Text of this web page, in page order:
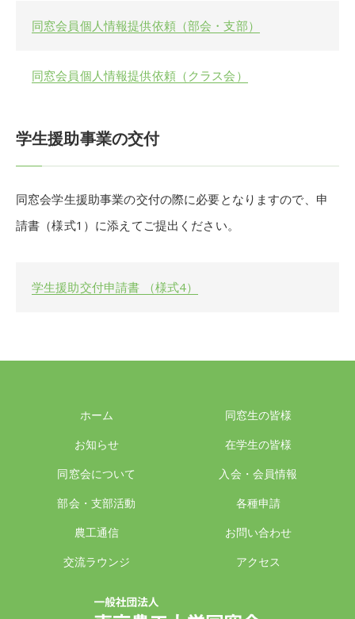
同窓会員個人情報提供依頼（部会・支部）
同窓会員個人情報提供依頼（クラス会）
学生援助事業の交付
同窓会学生援助事業の交付の際に必要となりますので、申
請書（様式1）に添えてご提出ください。
学生援助交付申請書 （様式4）
ホーム
お知らせ
同窓会について
部会・支部活動
農工通信
交流ラウンジ
同窓生の皆様
在学生の皆様
入会・会員情報
各種申請
お問い合わせ
アクセス